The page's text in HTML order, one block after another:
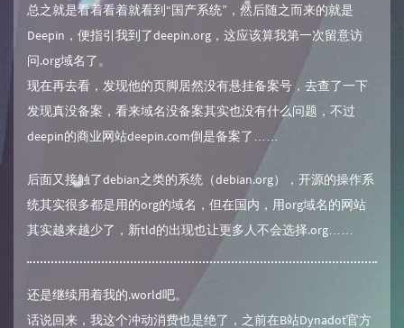
总之就是看着看着就看到“国产系统”，然后随之而来的就是
Deepin，便指引我到了deepin.org，这应该算我第一次留意访
问.org域名了。
现在再去看，发现他的页脚居然没有悬挂备案号，去查了一下
发现真没备案，看来域名没备案其实也没有什么问题，不过
deepin的商业网站deepin.com倒是备案了……
后面又接触了debian之类的系统（debian.org），开源的操作系
统其实很多都是用的org的域名，但在国内，用org域名的网站
其实越来越少了，新tld的出现也让更多人不会选择.org……
还是继续用着我的.world吧。
话说回来，我这个冲动消费也是绝了，之前在B站Dynadot官方